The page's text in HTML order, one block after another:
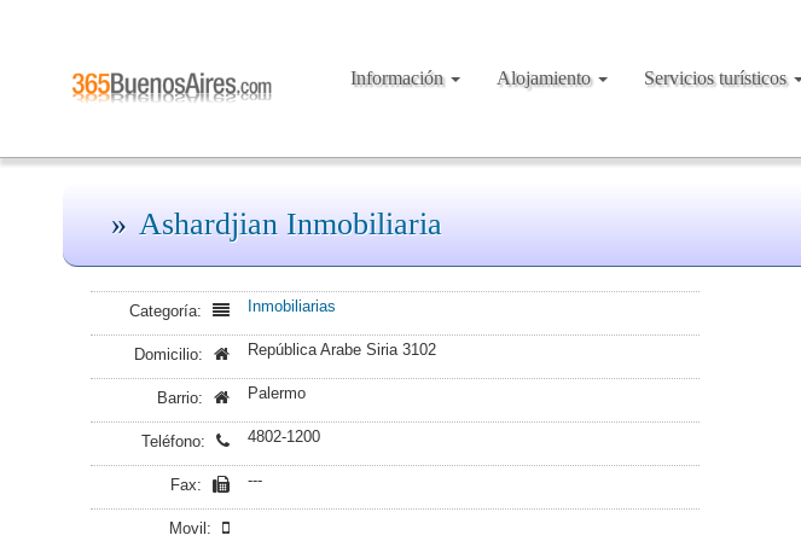
Información Alojamiento Servicios turísticos
Ashardjian Inmobiliaria
Categoría: Inmobiliarias
Domicilio: República Arabe Siria 3102
Barrio: Palermo
Teléfono: 4802-1200
Fax: ---
Movil: